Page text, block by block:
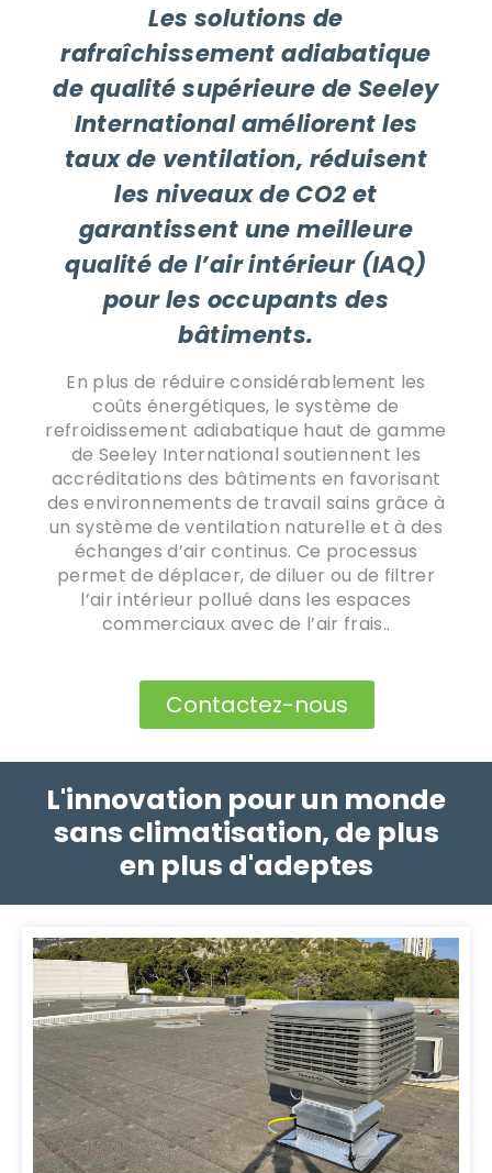
Les solutions de
rafraîchissement adiabatique
de qualité supérieure de Seeley
International améliorent les
taux de ventilation, réduisent
les niveaux de CO2 et
garantissent une meilleure
qualité de l’air intérieur (IAQ)
pour les occupants des
bâtiments.
En plus de réduire considérablement les
coûts énergétiques, le système de
refroidissement adiabatique haut de gamme
de Seeley International soutiennent les
accréditations des bâtiments en favorisant
des environnements de travail sains grâce à
un système de ventilation naturelle et à des
échanges d’air continus. Ce processus
permet de déplacer, de diluer ou de filtrer
l’air intérieur pollué dans les espaces
commerciaux avec de l’air frais..
Contactez-nous
L'innovation pour un monde
sans climatisation, de plus
en plus d'adeptes